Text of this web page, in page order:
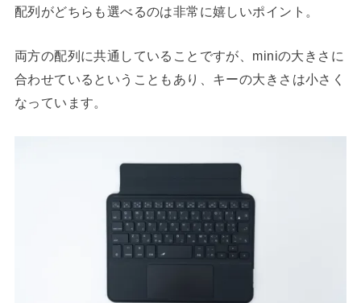
配列がどちらも選べるのは非常に嬉しいポイント。
両方の配列に共通していることですが、miniの大きさに
合わせているということもあり、キーの大きさは小さく
なっています。